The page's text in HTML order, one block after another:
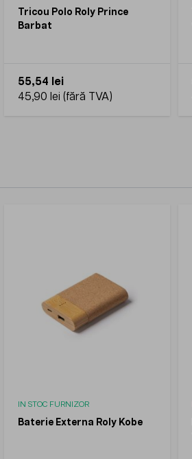
Tricou Polo Roly Prince
Barbat
55,54 lei
45,90 lei
IN STOC FURNIZOR
Baterie Externa Roly Kobe